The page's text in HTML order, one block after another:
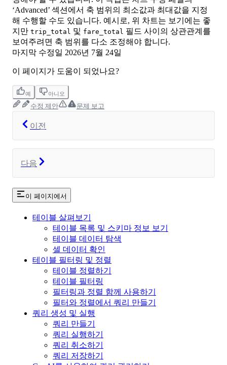
‘Advanced’ 섹션에서 축 범위의 최소값과 최대값을 지정
해 수행할 수도 있습니다. 예시로, 위 차트는 보기에는 좋
지만 trip_total 및 fare_total 필드 사이의 상관관계를
보여주려면 축 범위를 다소 조정해야 합니다.
마지막 수정일 2026년 7월 24일
이 페이지가 도움이 되었나요?
예 아니오
수정 제안 문제 보고
이전
다음
이 페이지에서
테이블 살펴보기
테이블 목록 및 스키마 정보 보기
테이블 데이터 탐색
셀 데이터 확인
테이블 필터링 및 정렬
테이블 정렬하기
테이블 필터링
필터링과 정렬 함께 사용하기
필터와 정렬에서 쿼리 만들기
쿼리 생성 및 실행
쿼리 만들기
쿼리 실행하기
쿼리 취소하기
쿼리 저장하기